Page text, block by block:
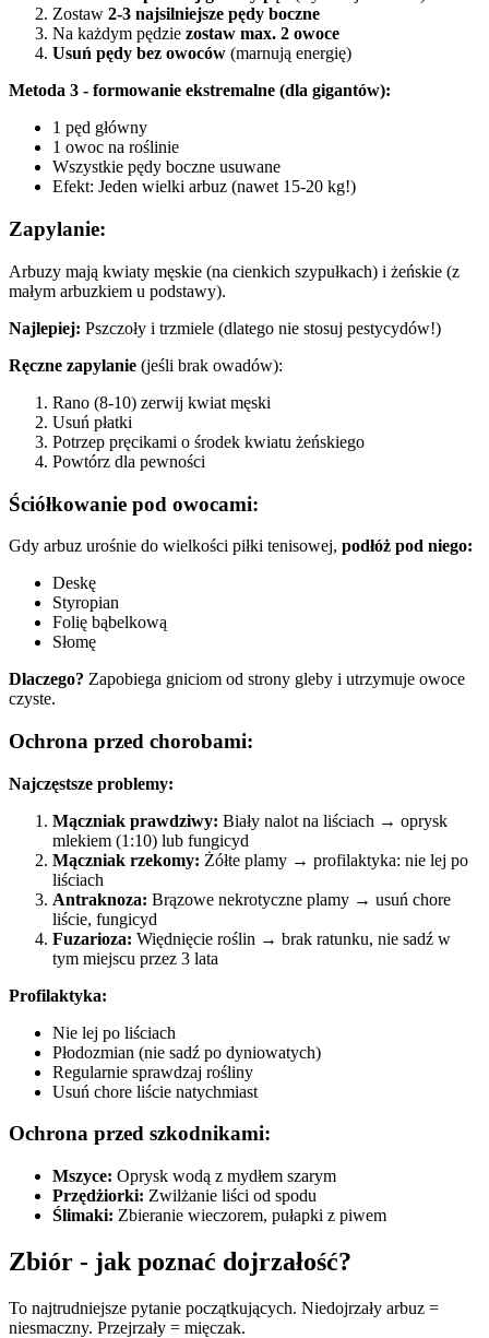
Zostaw 2-3 najsilniejsze pędy boczne
Na każdym pędzie zostaw max. 2 owoce
Usuń pędy bez owoców (marnują energię)
Metoda 3 - formowanie ekstremalne (dla gigantów):
1 pęd główny
1 owoc na roślinie
Wszystkie pędy boczne usuwane
Efekt: Jeden wielki arbuz (nawet 15-20 kg!)
Zapylanie:
Arbuzy mają kwiaty męskie (na cienkich szypułkach) i żeńskie (z
małym arbuzkiem u podstawy).
Najlepiej: Pszczoły i trzmiele (dlatego nie stosuj pestycydów!)
Ręczne zapylanie (jeśli brak owadów):
Rano (8-10) zerwij kwiat męski
Usuń płatki
Potrzep pręcikami o środek kwiatu żeńskiego
Powtórz dla pewności
Ściółkowanie pod owocami:
Gdy arbuz urośnie do wielkości piłki tenisowej, podłóż pod niego:
Deskę
Styropian
Folię bąbelkową
Słomę
Dlaczego? Zapobiega gniciom od strony gleby i utrzymuje owoce
czyste.
Ochrona przed chorobami:
Najczęstsze problemy:
Mączniak prawdziwy: Biały nalot na liściach → oprysk
mlekiem (1:10) lub fungicyd
Mączniak rzekomy: Żółte plamy → profilaktyka: nie lej po
liściach
Antraknoza: Brązowe nekrotyczne plamy → usuń chore
liście, fungicyd
Fuzarioza: Więdnięcie roślin → brak ratunku, nie sadź w
tym miejscu przez 3 lata
Profilaktyka:
Nie lej po liściach
Płodozmian (nie sadź po dyniowatych)
Regularnie sprawdzaj rośliny
Usuń chore liście natychmiast
Ochrona przed szkodnikami:
Mszyce: Oprysk wodą z mydłem szarym
Przędżiorki: Zwilżanie liści od spodu
Ślimaki: Zbieranie wieczorem, pułapki z piwem
Zbiór - jak poznać dojrzałość?
To najtrudniejsze pytanie początkujących. Niedojrzały arbuz =
niesmaczny. Przejrzały = mięczak.